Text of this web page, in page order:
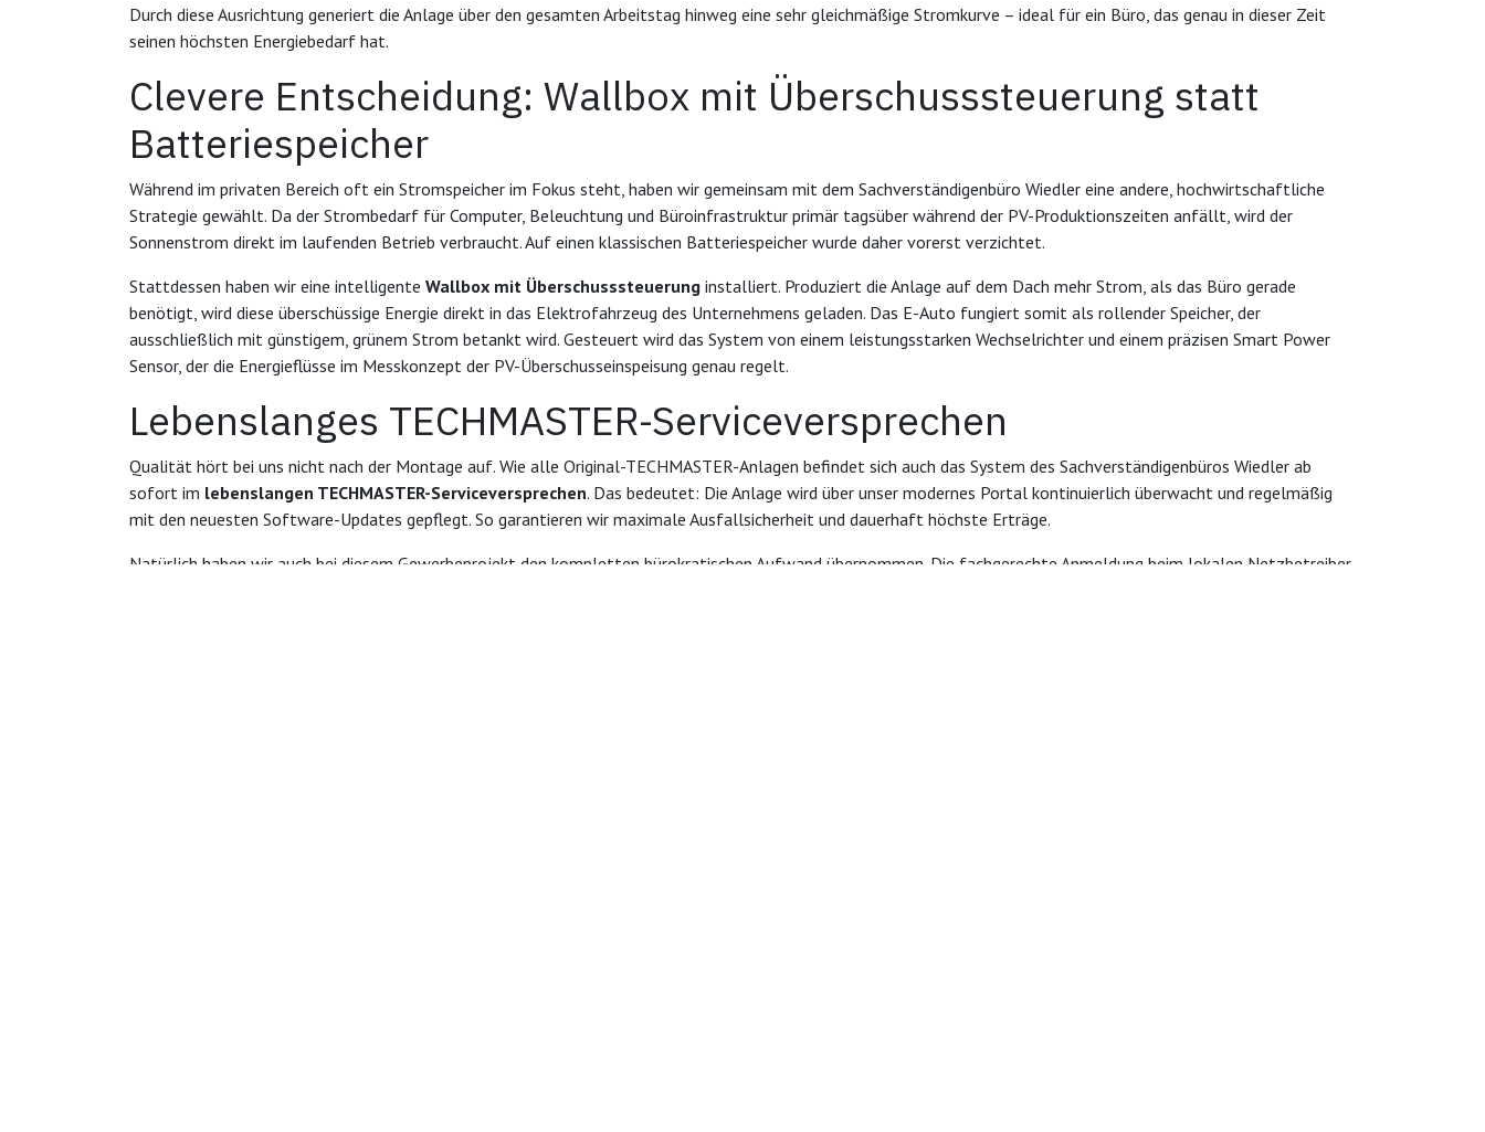
Durch diese Ausrichtung generiert die Anlage über den gesamten Arbeitstag hinweg eine sehr gleichmäßige Stromkurve – ideal für ein Büro, das genau in dieser Zeit
seinen höchsten Energiebedarf hat.
Clevere Entscheidung: Wallbox mit Überschusssteuerung statt
Batteriespeicher
Während im privaten Bereich oft ein Stromspeicher im Fokus steht, haben wir gemeinsam mit dem Sachverständigenbüro Wiedler eine andere, hochwirtschaftliche
Strategie gewählt. Da der Strombedarf für Computer, Beleuchtung und Büroinfrastruktur primär tagsüber während der PV-Produktionszeiten anfällt, wird der
Sonnenstrom direkt im laufenden Betrieb verbraucht. Auf einen klassischen Batteriespeicher wurde daher vorerst verzichtet.
Stattdessen haben wir eine intelligente Wallbox mit Überschusssteuerung installiert. Produziert die Anlage auf dem Dach mehr Strom, als das Büro gerade
benötigt, wird diese überschüssige Energie direkt in das Elektrofahrzeug des Unternehmens geladen. Das E-Auto fungiert somit als rollender Speicher, der
ausschließlich mit günstigem, grünem Strom betankt wird. Gesteuert wird das System von einem leistungsstarken Wechselrichter und einem präzisen Smart Power
Sensor, der die Energieflüsse im Messkonzept der PV-Überschusseinspeisung genau regelt.
Lebenslanges TECHMASTER-Serviceversprechen
Qualität hört bei uns nicht nach der Montage auf. Wie alle Original-TECHMASTER-Anlagen befindet sich auch das System des Sachverständigenbüros Wiedler ab
sofort im lebenslangen TECHMASTER-Serviceversprechen. Das bedeutet: Die Anlage wird über unser modernes Portal kontinuierlich überwacht und regelmäßig
mit den neuesten Software-Updates gepflegt. So garantieren wir maximale Ausfallsicherheit und dauerhaft höchste Erträge.
Natürlich haben wir auch bei diesem Gewerbeprojekt den kompletten bürokratischen Aufwand übernommen. Die fachgerechte Anmeldung beim lokalen Netzbetreiber,